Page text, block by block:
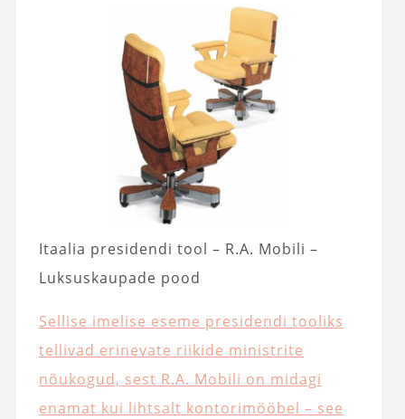
Itaalia presidendi tool – R.A. Mobili –
Luksuskaupade pood
Sellise imelise eseme presidendi tooliks
tellivad erinevate riikide ministrite
nõukogud, sest R.A. Mobili on midagi
enamat kui lihtsalt kontorimööbel – see